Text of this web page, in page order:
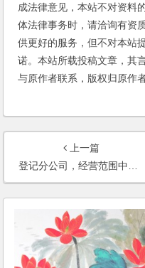
成法律意见，本站不对资料
体法律事务时，请洽询有资
供更好的服务，但不对本站
诺。本站所载投稿文章，其
与原作者联系，版权归原作
上一篇
登记分公司，经营范围中的前置审批项目是否需要重新申请？(2006)